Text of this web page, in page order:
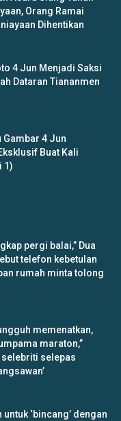
Orang Ramai
Dihentikan
4 Jun Menjadi Saksi
Dataran Tiananmen
Gambar 4 Jun
Buat Kali
1)
pergi balai,” Dua
telefon kebetulan
rumah minta tolong
memenatkan,
maraton,”
selepas
‘bincang’ dengan